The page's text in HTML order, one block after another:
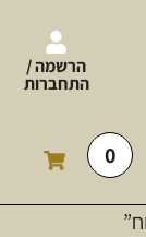
הרשמה /
התחברות
0